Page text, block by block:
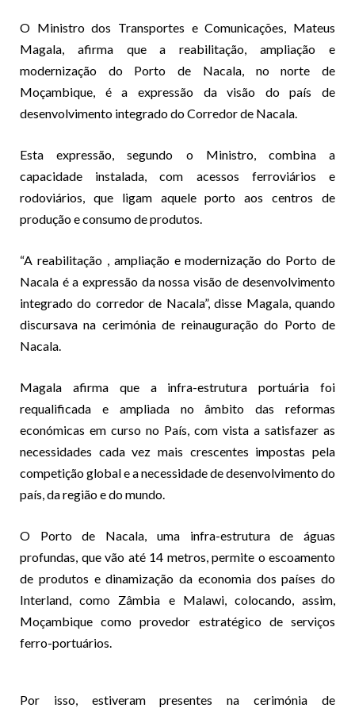
O Ministro dos Transportes e Comunicações, Mateus
Magala, afirma que a reabilitação, ampliação e
modernização do Porto de Nacala, no norte de
Moçambique, é a expressão da visão do país de
desenvolvimento integrado do Corredor de Nacala.
Esta expressão, segundo o Ministro, combina a
capacidade instalada, com acessos ferroviários e
rodoviários, que ligam aquele porto aos centros de
produção e consumo de produtos.
“A reabilitação , ampliação e modernização do Porto de
Nacala é a expressão da nossa visão de desenvolvimento
integrado do corredor de Nacala”, disse Magala, quando
discursava na cerimónia de reinauguração do Porto de
Nacala.
Magala afirma que a infra-estrutura portuária foi
requalificada e ampliada no âmbito das reformas
económicas em curso no País, com vista a satisfazer as
necessidades cada vez mais crescentes impostas pela
competição global e a necessidade de desenvolvimento do
país, da região e do mundo.
O Porto de Nacala, uma infra-estrutura de águas
profundas, que vão até 14 metros, permite o escoamento
de produtos e dinamização da economia dos países do
Interland, como Zâmbia e Malawi, colocando, assim,
Moçambique como provedor estratégico de serviços
ferro-portuários.
Por isso, estiveram presentes na cerimónia de